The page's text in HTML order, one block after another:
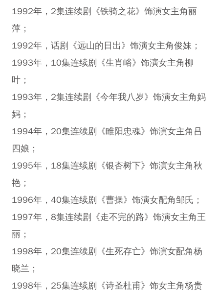
1992年，2集连续剧《铁骑之花》饰演女主角丽
萍；
1992年，话剧《远山的日出》饰演女主角俊妹；
1993年，10集连续剧《生肖峪》饰演女主角柳
叶；
1993年，2集连续剧《今年我八岁》饰演女主角妈
妈；
1994年，20集连续剧《睢阳忠魂》饰演女主角吕
四娘；
1995年，18集连续剧《银杏树下》饰演女主角秋
艳；
1996年，40集连续剧《曹操》饰演女配角邹氏；
1997年，8集连续剧《走不完的路》饰演女主角王
丽；
1998年，20集连续剧《生死存亡》饰演女配角杨
晓兰；
1998年，25集连续剧《诗圣杜甫》饰女主角杨贵